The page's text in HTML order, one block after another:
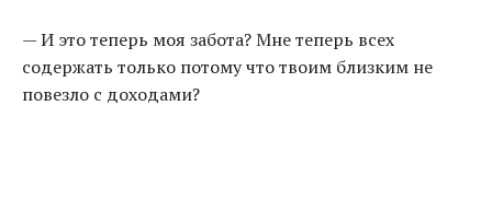
— И это теперь моя забота? Мне теперь всех
содержать только потому что твоим близким не
повезло с доходами?